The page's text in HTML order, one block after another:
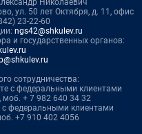
Николаевич
ул. 50 лет Октября, д. 11, офис
23-22-60
ngs42@shkulev.ru
и государственных органов:
сотрудничества:
с федеральными клиентами
, моб. + 7 982 640 34 32
с федеральными клиентами
+7 910 402 4056